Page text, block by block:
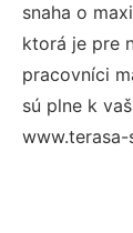
snaha o
ktorá je pre
pracovníci
sú plne k
www.terasa-